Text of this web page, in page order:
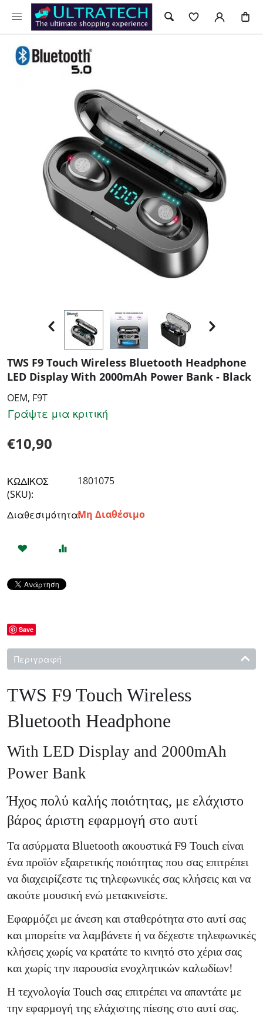
TWS F9 Touch Wireless Bluetooth Headphone
LED Display With 2000mAh Power Bank - Black
OEM, F9T
Γράψτε μια κριτική
€10,90
ΚΩΔΙΚΟΣ
(SKU):
1801075
Διαθεσιμότητα:Μη Διαθέσιμο
Save
Περιγραφή
TWS F9 Touch Wireless
Bluetooth Headphone
With LED Display and 2000mAh
Power Bank
Ήχος πολύ καλής ποιότητας, με ελάχιστο
βάρος άριστη εφαρμογή στο αυτί
Τα ασύρματα Bluetooth ακουστικά F9 Touch είναι
ένα προϊόν εξαιρετικής ποιότητας που σας επιτρέπει
να διαχειρίζεστε τις τηλεφωνικές σας κλήσεις και να
ακούτε μουσική ενώ μετακινείστε.
Εφαρμόζει με άνεση και σταθερότητα στο αυτί σας
και μπορείτε να λαμβάνετε ή να δέχεστε τηλεφωνικές
κλήσεις χωρίς να κρατάτε το κινητό στο χέρια σας
και χωρίς την παρουσία ενοχλητικών καλωδίων!
Η τεχνολογία Touch σας επιτρέπει να απαντάτε με
την εφαρμογή της ελάχιστης πίεσης στο αυτί σας.